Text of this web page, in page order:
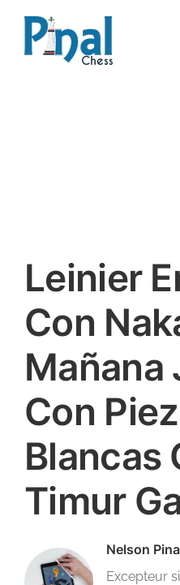
contenido
Leinier
Con
Mañana
Con
Blancas
Timur
Nelson
Excepteur